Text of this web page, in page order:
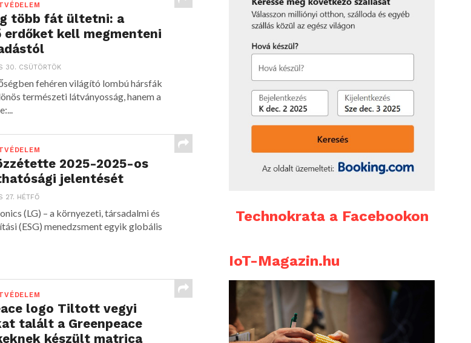
több fát ültetni: a
erdőket kell megmenteni
30. CSÜTÖRTÖK
fehéren világító lombú hársfák
természeti látványosság, hanem a
2025-2025-os
jelentését
27. HÉTFŐ
(LG) – a környezeti, társadalmi és
(ESG) menedzsment egyik globális
logo Tiltott vegyi
talált a Greenpeace
készült matrica
Technokrata a Facebookon
IoT-Magazin.hu